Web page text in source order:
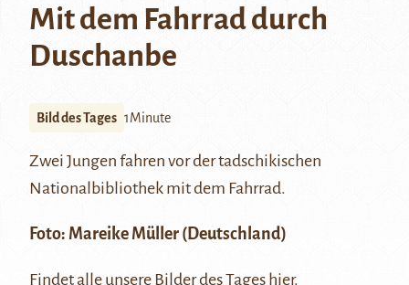
Mit dem Fahrrad durch
Duschanbe
Bild des Tages 1Minute
Zwei Jungen fahren vor der tadschikischen
Nationalbibliothek mit dem Fahrrad.
Foto: Mareike Müller (Deutschland)
Findet alle unsere Bilder des Tages hier.